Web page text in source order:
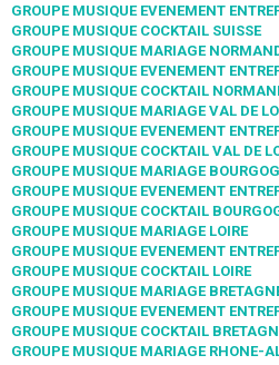
GROUPE MUSIQUE EVENEMENT
GROUPE MUSIQUE COCKTAIL SUISSE
GROUPE MUSIQUE MARIAGE
GROUPE MUSIQUE EVENEMENT
GROUPE MUSIQUE COCKTAIL
GROUPE MUSIQUE MARIAGE VAL DE
GROUPE MUSIQUE EVENEMENT
GROUPE MUSIQUE COCKTAIL VAL DE
GROUPE MUSIQUE MARIAGE
GROUPE MUSIQUE EVENEMENT
GROUPE MUSIQUE COCKTAIL
GROUPE MUSIQUE MARIAGE LOIRE
GROUPE MUSIQUE EVENEMENT
GROUPE MUSIQUE COCKTAIL LOIRE
GROUPE MUSIQUE MARIAGE
GROUPE MUSIQUE EVENEMENT
GROUPE MUSIQUE COCKTAIL
GROUPE MUSIQUE MARIAGE RHONE-